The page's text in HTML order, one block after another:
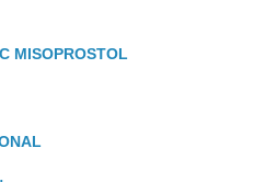
MISOPROSTOL